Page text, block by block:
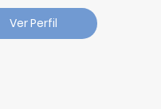
Ver Perfil